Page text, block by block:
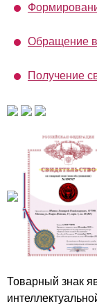
Обращение в
Получение
Товарный знак